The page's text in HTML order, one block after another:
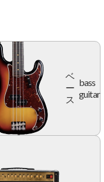
ベ
ー
ス
bass
guitar